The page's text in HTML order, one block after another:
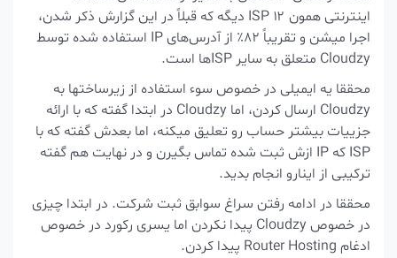
اینترنتی همون ۱۲ ISP دیگه که قبلاً در این گزارش ذکر شدن،
اجرا میشن و تقریباً 82٪ از آدرس‌های IP استفاده شده توسط
Cloudzy متعلق به سایر ISPها است.
محققا یه ایمیلی در خصوص سوء استفاده از زیرساختها به
Cloudzyارسال کردن، اما
Cloudzy در ابتدا گفته که با ارائه
جزییات بیشتر حساب رو تعلیق میکنه، اما بعدش گفته که با
ISP که IP ازش ثبت شده تماس بگیرن و در نهایت هم گفته
ترکیبی از اینارو انجام بدید.
محققا در ادامه رفتن سراغ سوابق ثبت شرکت. در ابتدا چیزی
در خصوص Cloudzy پیدا نکردن اما یسری رکورد در خصوص
ادغام Router Hosting پیدا کردن.